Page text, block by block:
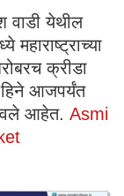
वाडी येथील
क्रीडा
आजपर्यंत
आहेत. Asmi